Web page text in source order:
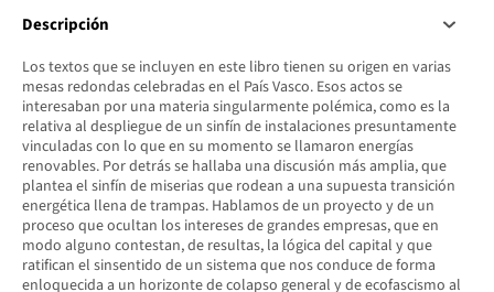
Descripción
Los textos que se incluyen en este libro tienen su origen en varias
mesas redondas celebradas en el País Vasco. Esos actos se
interesaban por una materia singularmente polémica, como es la
relativa al despliegue de un sinfín de instalaciones presuntamente
vinculadas con lo que en su momento se llamaron energías
renovables. Por detrás se hallaba una discusión más amplia, que
plantea el sinfín de miserias que rodean a una supuesta transición
energética llena de trampas. Hablamos de un proyecto y de un
proceso que ocultan los intereses de grandes empresas, que en
modo alguno contestan, de resultas, la lógica del capital y que
ratifican el sinsentido de un sistema que nos conduce de forma
enloquecida a un horizonte de colapso general y de ecofascismo al